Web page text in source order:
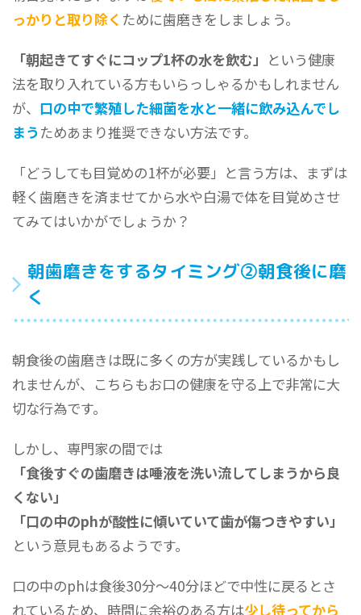
っかりと取り除く ために歯磨きをしましょう。
「朝起きてすぐにコップ1杯の水を飲む」 という健康
法を取り入れている方もいらっしゃるかもしれません
が、 口の中で繁殖した細菌を水と一緒に飲み込んでし
まうためあまり推奨できない方法です。
「どうしても目覚めの1杯が必要」と言う方は、まずは
軽く歯磨きを済ませてから水や白湯で体を目覚めさせ
てみてはいかがでしょうか？
朝歯磨きをするタイミング②朝食後に磨
く
朝食後の歯磨きは既に多くの方が実践しているかもし
れませんが、こちらもお口の健康を守る上で非常に大
切な行為です。
しかし、専門家の間では
「食後すぐの歯磨きは唾液を洗い流してしまうから良
くない」
「口の中のphが酸性に傾いていて歯が傷つきやすい」
という意見もあるようです。
口の中のphは食後30分〜40分ほどで中性に戻るとさ
れているため、時間に余裕のある方は少し待ってから